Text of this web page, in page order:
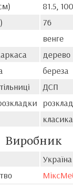
81.5,
76
венге
дерево
береза
ДСП
класика
Виробник
Україна